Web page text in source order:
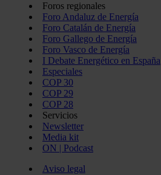
Foros regionales
Foro Andaluz de Energía
Foro Catalán de Energía
Foro Gallego de Energía
Foro Vasco de Energía
I Debate Energético en España
Especiales
COP 30
COP 29
COP 28
Servicios
Newsletter
Media kit
ON | Podcast
Aviso legal